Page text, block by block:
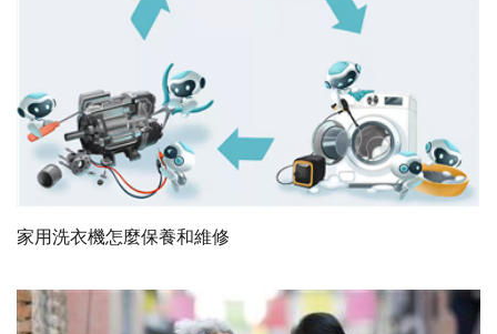
家用洗衣機怎麼保養和維修